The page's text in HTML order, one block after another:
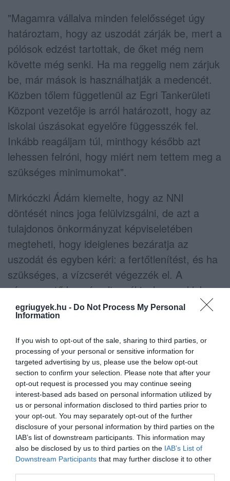
egriugyek.hu - Do Not Process My Personal
Information
If you wish to opt-out of the sale, sharing to third parties, or
processing of your personal or sensitive information for
targeted advertising by us, please use the below opt-out
section to confirm your selection. Please note that after your
opt-out request is processed you may continue seeing
interest-based ads based on personal information utilized by
us or personal information disclosed to third parties prior to
your opt-out. You may separately opt-out of the further
disclosure of your personal information by third parties on the
IAB’s list of downstream participants. This information may
also be disclosed by us to third parties on the IAB’s List of
Downstream Participants that may further disclose it to other
"Magamra vállalva minden felelősséget úgy
határoztam, hogy az uszodát zárják be, mert a
pólósok edzést tartottak, de őket még nem
követte még senki. Ha ma reggelig nem zárjuk
be, már mások is használhatják a medencét.
Közben tőlem függetlenül az Egri Tankerületi
Központ vezetője is arról határozott, hogy az
iskolai úszásokat egyelőre függesszék fel.
Inkább reagáljam túl, minthogy később azt
lehessen felróni, hogy miért nem tettem meg a
szükséges minimumokat".
Mirkóczki Ádám kiemelte, hogy az NNI
döntését nincs joga felülvizsgálni, de azt a
tulajdonos önkormányzat képviseletében
megteheti, hogy ideiglenes bezáratja az
uszodát és egyben kéri: a fertőtlenítést, és ha
szükséges, a vízcserét végezzék el. A
városvezető beszámolt arról is, hogy a klub
elnökével, Szécsi Zoltánnal is beszélt, illetve
Dabrowski Norbert vezetőedzővel, a csapat
pedig ma este az NNI engedélyével
Budapesten bajnoki mérkőzést játszik.
"Mindenkitől azt kérem, tartsa tiszteletben,
hogy itt elsősorban a lehetséges járvány
megelőzése a cél, nem a vízilabda vagy más
sportok akadályoztatása" – hívta fel a
figyelmet Mirkóczki Ádám.